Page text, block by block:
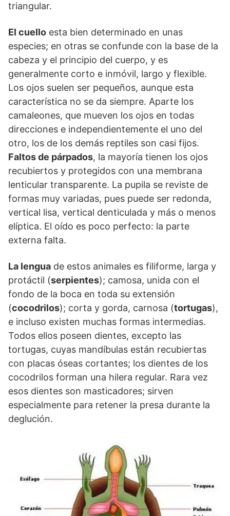
triangular.
El cuello esta bien determinado en unas
especies; en otras se confunde con la base de la
cabeza y el principio del cuerpo, y es
generalmente corto e inmóvil, largo y flexible.
Los ojos suelen ser pequeños, aunque esta
característica no se da siempre. Aparte los
camaleones, que mueven los ojos en todas
direcciones e independientemente el uno del
otro, los de los demás reptiles son casi fijos.
Faltos de párpados, la mayoría tienen los ojos
recubiertos y protegidos con una membrana
lenticular transparente. La pupila se reviste de
formas muy variadas, pues puede ser redonda,
vertical lisa, vertical denticulada y más o menos
elíptica. El oído es poco perfecto: la parte
externa falta.
La lengua de estos animales es filiforme, larga y
protáctil (serpientes); camosa, unida con el
fondo de la boca en toda su extensión
(cocodrilos); corta y gorda, carnosa (tortugas),
e incluso existen muchas formas intermedias.
Todos ellos poseen dientes, excepto las
tortugas, cuyas mandíbulas están recubiertas
con placas óseas cortantes; los dientes de los
cocodrilos forman una hilera regular. Rara vez
esos dientes son masticadores; sirven
especialmente para retener la presa durante la
deglución.